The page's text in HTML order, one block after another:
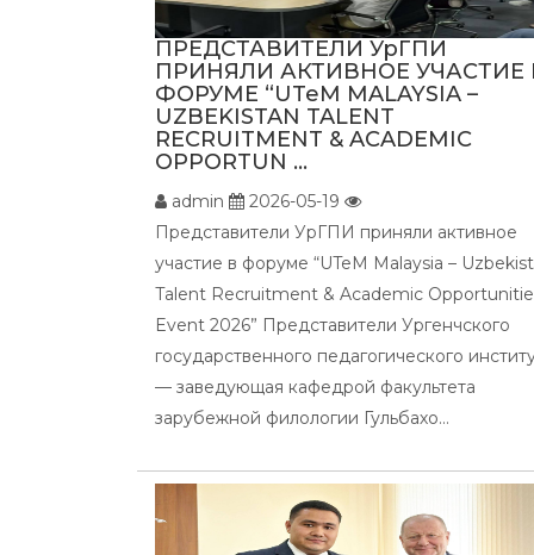
ПРЕДСТАВИТЕЛИ УрГПИ
ПРИНЯЛИ АКТИВНОЕ УЧАСТИЕ
ФОРУМЕ “UTeM MALAYSIA –
UZBEKISTAN TALENT
RECRUITMENT & ACADEMIC
OPPORTUN ...
admin
2026-05-19
Представители УрГПИ приняли активное
участие в форуме “UTeM Malaysia –
Talent Recruitment & Academic
Event 2026” Представители Ургенчского
государственного педагогического
— заведующая кафедрой факультета
зарубежной филологии Гульбахо...